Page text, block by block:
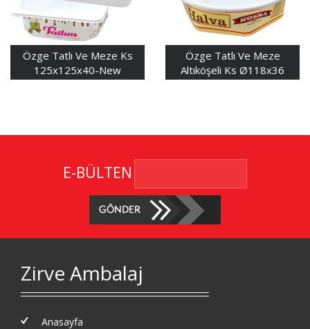
Özge Tatlı Ve Meze Ks
125x125x40-New
Özge Tatlı Ve Meze
Altıköşeli Ks Ø118x36
E-BÜLTEN
Zirve Ambalaj
Anasayfa